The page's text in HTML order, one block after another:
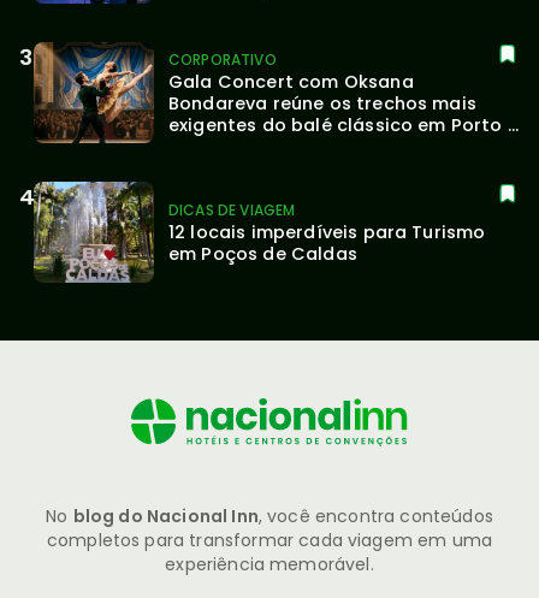
CORPORATIVO
Gala Concert com Oksana
Bondareva reúne os trechos mais
exigentes do balé clássico em Porto
DICAS DE VIAGEM
12 locais imperdíveis para Turismo
em Poços de Caldas
No blog do Nacional Inn, você encontra conteúdos
completos para transformar cada viagem em uma
experiência memorável.